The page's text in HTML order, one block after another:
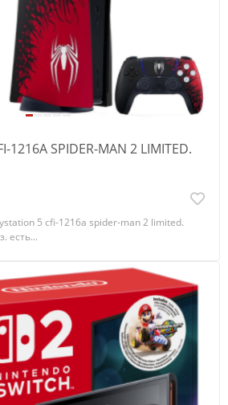
1216A SPIDER-MAN 2 LIMITED.
5 cfi-1216a spider-man 2 limited.
есть...